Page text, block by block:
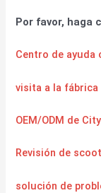
Por favor, haga
Centro de ayuda
visita a la
OEM/ODM de
Revisión de
solución de